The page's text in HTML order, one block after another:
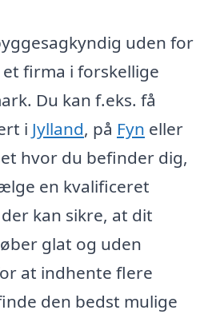
uden for
firma i forskellige
Du kan f.eks. få
i Jylland, på Fyn eller
hvor du befinder dig,
en kvalificeret
kan sikre, at dit
glat og uden
at indhente flere
den bedst mulige